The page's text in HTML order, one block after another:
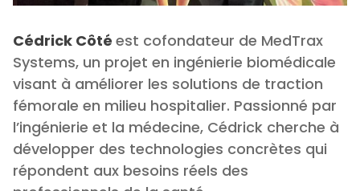
Cédrick Côté est cofondateur de MedTrax
Systems, un projet en ingénierie biomédicale
visant à améliorer les solutions de traction
fémorale en milieu hospitalier. Passionné par
l’ingénierie et la médecine, Cédrick cherche à
développer des technologies concrètes qui
répondent aux besoins réels des